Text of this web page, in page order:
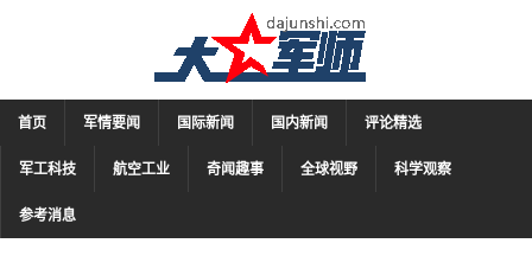
首页 军情要闻 国际新闻 国内新闻 评论精选
军工科技 航空工业 奇闻趣事 全球视野 科学观察
参考消息